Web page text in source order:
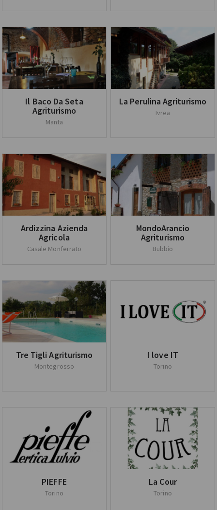
Il Baco Da Seta
Agriturismo
Manta
La Perulina Agriturismo
Ivrea
Ardizzina Azienda
Agricola
Casale Monferrato
MondoArancio
Agriturismo
Bubbio
Tre Tigli Agriturismo
Montegrosso
I love IT
Torino
PIEFFE
Torino
La Cour
Torino